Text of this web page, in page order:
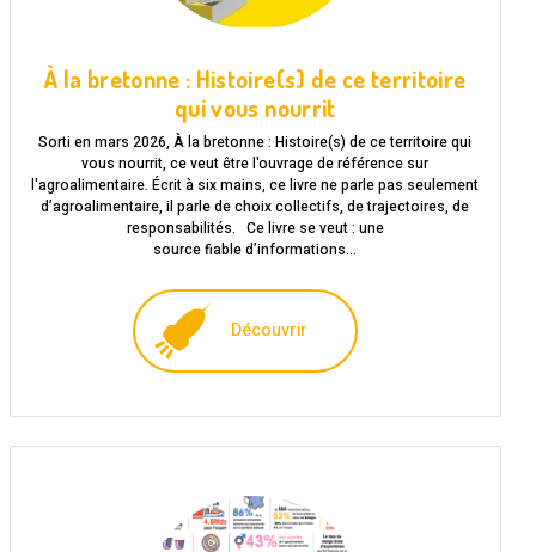
À la bretonne : Histoire(s) de ce territoire
qui vous nourrit
Sorti en mars 2026, À la bretonne : Histoire(s) de ce territoire qui
vous nourrit, ce veut être l'ouvrage de référence sur
l'agroalimentaire. Écrit à six mains, ce livre ne parle pas seulement
d’agroalimentaire, il parle de choix collectifs, de trajectoires, de
responsabilités. Ce livre se veut : une
source fiable d’informations…
Découvrir